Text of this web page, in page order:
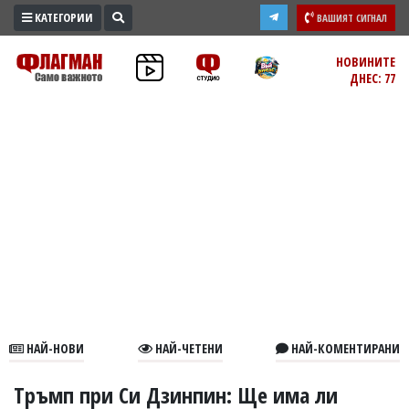
ПРОМО
ЗОНА
В
КАТЕГОРИИ ВАШИЯТ СИГНАЛ
НОВИНИТЕ
ДНЕС: 77
НАЙ-НОВИ НАЙ-ЧЕТЕНИ НАЙ-КОМЕНТИРАНИ
Тръмп при Си Дзинпин: Ще има ли